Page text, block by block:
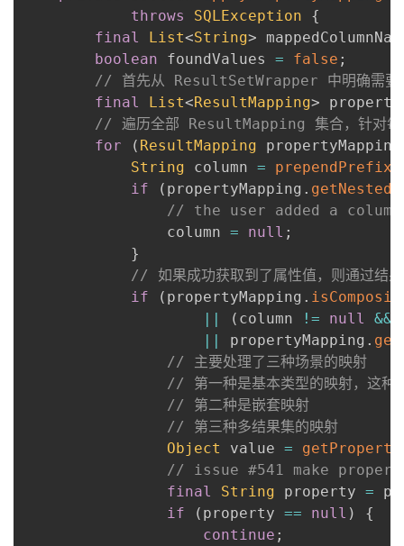
throws
SQLException
{
final
List<String>
boolean foundValues = false ;
// 首先从 ResultSetWrapper 中明确需要
final
List<ResultMapping>
// 遍历全部 ResultMapping 集合，针对每
for
( ResultMapping
String column = prependPrefix
if
( propertyMapping .
// the user added a
                column
= null ;
}
// 如果成功获取到了属性值，则通过结
if
( propertyMapping .
||
( column != null &&
||
propertyMapping .
// 主要处理了三种场景的映射
// 第一种是基本类型的映射，这
// 第二种是嵌套映射
// 第三种多结果集的映射
Object
value =
// issue #541 make
final
String property =
if
( property == null )
{
continue ;